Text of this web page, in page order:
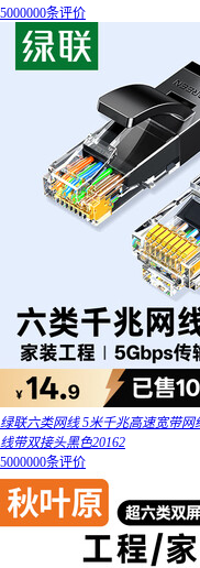
5000000条评价
绿联六类网线 5米千兆高速宽带
线带双接头黑色20162
5000000条评价